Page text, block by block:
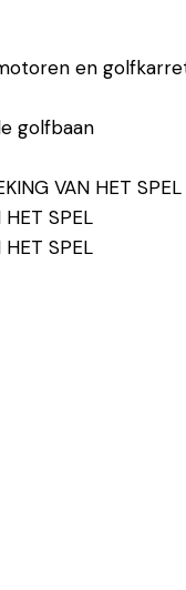
en
golfbaan
VAN HET SPEL
HET SPEL
HET SPEL